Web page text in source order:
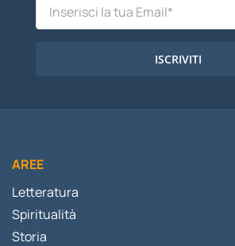
ISCRIVITI
AREE
Letteratura
Spiritualità
Storia